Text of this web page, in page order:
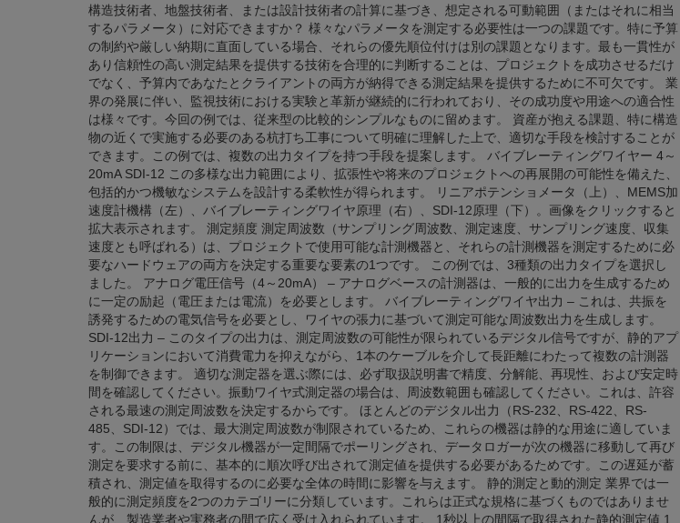
構造技術者、地盤技術者、または設計技術者の計算に基づき、想定される可動範囲（またはそれに相当
するパラメータ）に対応できますか？ 様々なパラメータを測定する必要性は一つの課題です。特に予算
の制約や厳しい納期に直面している場合、それらの優先順位付けは別の課題となります。最も一貫性が
あり信頼性の高い測定結果を提供する技術を合理的に判断することは、プロジェクトを成功させるだけ
でなく、予算内であなたとクライアントの両方が納得できる測定結果を提供するために不可欠です。 業
界の発展に伴い、監視技術における実験と革新が継続的に行われており、その成功度や用途への適合性
は様々です。今回の例では、従来型の比較的シンプルなものに留めます。 資産が抱える課題、特に構造
物の近くで実施する必要のある杭打ち工事について明確に理解した上で、適切な手段を検討することが
できます。この例では、複数の出力タイプを持つ手段を提案します。 バイブレーティングワイヤー 4～
20mA SDI-12 この多様な出力範囲により、拡張性や将来のプロジェクトへの再展開の可能性を備えた、
包括的かつ機敏なシステムを設計する柔軟性が得られます。 リニアポテンショメータ（上）、MEMS加
速度計機構（左）、バイブレーティングワイヤ原理（右）、SDI-12原理（下）。画像をクリックすると
拡大表示されます。 測定頻度 測定周波数（サンプリング周波数、測定速度、サンプリング速度、収集
速度とも呼ばれる）は、プロジェクトで使用可能な計測機器と、それらの計測機器を測定するために必
要なハードウェアの両方を決定する重要な要素の1つです。 この例では、3種類の出力タイプを選択し
ました。 アナログ電圧信号（4～20mA） – アナログベースの計測器は、一般的に出力を生成するため
に一定の励起（電圧または電流）を必要とします。 バイブレーティングワイヤ出力 – これは、共振を
誘発するための電気信号を必要とし、ワイヤの張力に基づいて測定可能な周波数出力を生成します。
SDI-12出力 – このタイプの出力は、測定周波数の可能性が限られているデジタル信号ですが、静的アプ
リケーションにおいて消費電力を抑えながら、1本のケーブルを介して長距離にわたって複数の計測器
を制御できます。 適切な測定器を選ぶ際には、必ず取扱説明書で精度、分解能、再現性、および安定時
間を確認してください。振動ワイヤ式測定器の場合は、周波数範囲も確認してください。これは、許容
される最速の測定周波数を決定するからです。 ほとんどのデジタル出力（RS-232、RS-422、RS-
485、SDI-12）では、最大測定周波数が制限されているため、これらの機器は静的な用途に適していま
す。この制限は、デジタル機器が一定間隔でポーリングされ、データロガーが次の機器に移動して再び
測定を要求する前に、基本的に順次呼び出されて測定値を提供する必要があるためです。この遅延が蓄
積され、測定値を取得するのに必要な全体の時間に影響を与えます。 静的測定と動的測定 業界では一
般的に測定頻度を2つのカテゴリーに分類しています。これらは正式な規格に基づくものではありませ
んが、製造業者や実務者の間で広く受け入れられています。 1秒以上の間隔で取得された静的測定値 1